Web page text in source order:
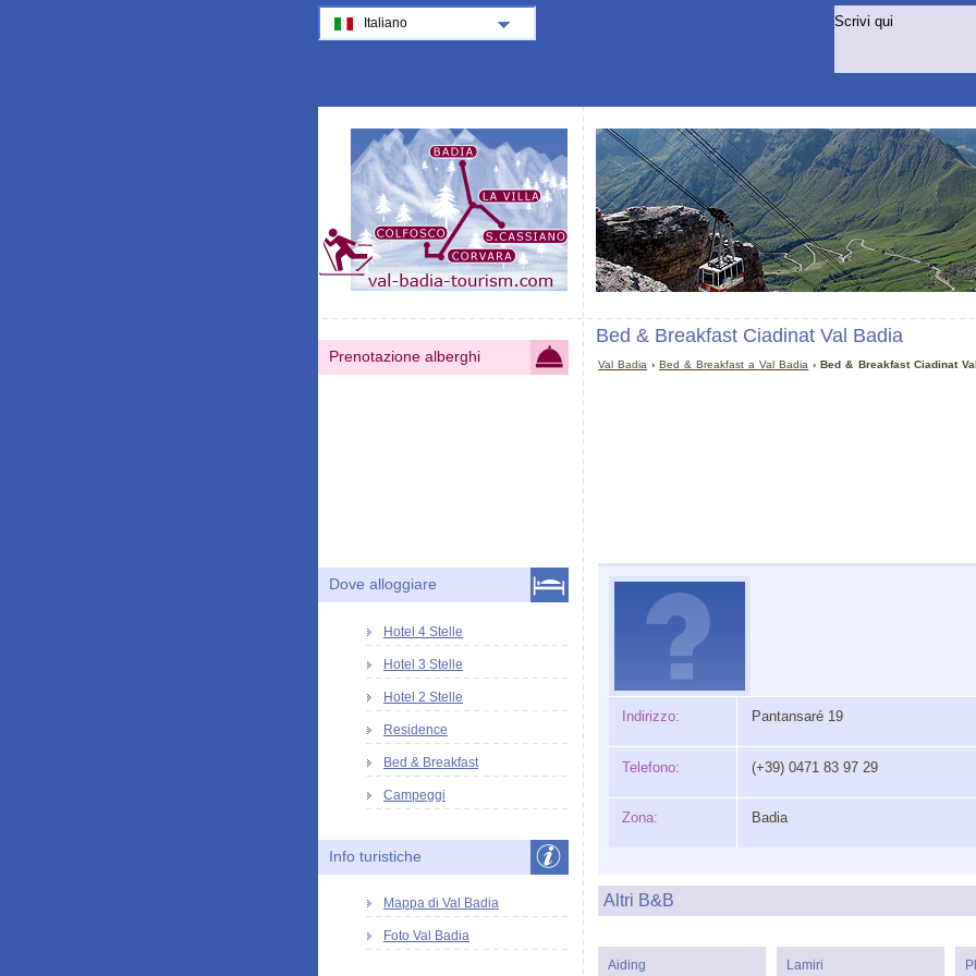
Bed & Breakfast Ciadinat Val Badia
Val Badia ›Bed & Breakfast a Val Badia › Bed & Breakfast Ciadinat
Indirizzo: Pantansaré 19
Telefono: (+39) 0471 83 97 29
Zona: Badia
Altri B&B
Aiding Lamiri
Prenotazione alberghi
Dove alloggiare
Hotel 4 Stelle
Hotel 3 Stelle
Hotel 2 Stelle
Residence
Bed & Breakfast
Campeggi
Info turistiche
Mappa di Val Badia
Foto Val Badia
Italiano